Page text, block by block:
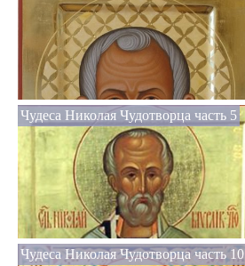
Чудеса Николая Чудотворца часть 5
Чудеса Николая Чудотворца часть 10